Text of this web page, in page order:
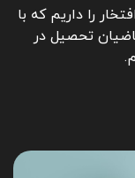
را داریم که با
تحصیل در